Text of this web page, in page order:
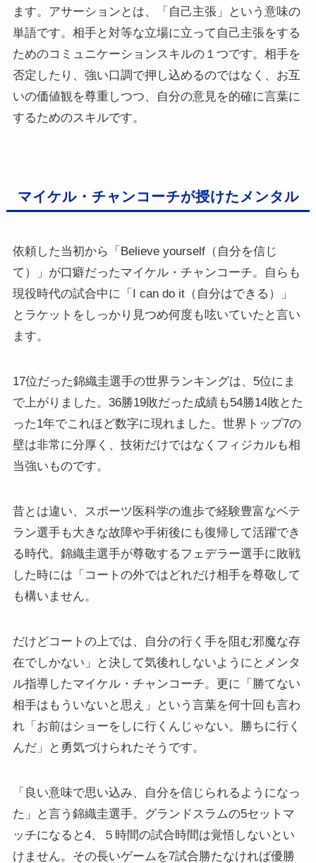
ます。アサーションとは、「自己主張」という意味の
単語です。相手と対等な立場に立って自己主張をする
ためのコミュニケーションスキルの１つです。相手を
否定したり、強い口調で押し込めるのではなく、お互
いの価値観を尊重しつつ、自分の意見を的確に言葉に
するためのスキルです。
マイケル・チャンコーチが授けたメンタル
依頼した当初から「Believe yourself（自分を信じ
て）」が口癖だったマイケル・チャンコーチ。自らも
現役時代の試合中に「I can do it（自分はできる）」
とラケットをしっかり見つめ何度も呟いていたと言い
ます。
17位だった錦織圭選手の世界ランキングは、5位にま
で上がりました。36勝19敗だった成績も54勝14敗とた
った1年でこれほど数字に現れました。世界トップ7の
壁は非常に分厚く、技術だけではなくフィジカルも相
当強いものです。
昔とは違い、スポーツ医科学の進歩で経験豊富なベテ
ラン選手も大きな故障や手術後にも復帰して活躍でき
る時代。錦織圭選手が尊敬するフェデラー選手に敗戦
した時には「コートの外ではどれだけ相手を尊敬して
も構いません。
だけどコートの上では、自分の行く手を阻む邪魔な存
在でしかない」と決して気後れしないようにとメンタ
ル指導したマイケル・チャンコーチ。更に「勝てない
相手はもういないと思え」という言葉を何十回も言わ
れ「お前はショーをしに行くんじゃない。勝ちに行く
んだ」と勇気づけられたそうです。
「良い意味で思い込み、自分を信じられるようになっ
た」と言う錦織圭選手。グランドスラムの5セットマ
ッチになると4、５時間の試合時間は覚悟しないとい
けません。その長いゲームを7試合勝たなければ優勝